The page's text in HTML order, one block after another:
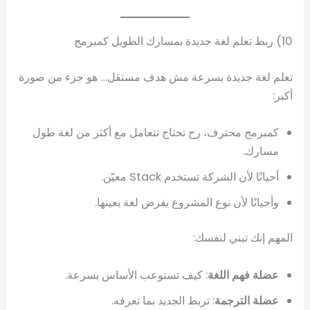
10) ربط تعلم لغة جديدة بمسارك الطويل كمبرمج
تعلم لغة جديدة بسرعة مش هدف مستقل… هو جزء من صورة
أكبر:
كمبرمج محترف، رح تحتاج تتعامل مع أكثر من لغة طول
مسارك.
أحيانًا لأن الشركة تستخدم Stack معيّن.
وأحيانًا لأن نوع المشروع يفرض لغة بعينها.
المهم إنك تبني لنفسك:
عضلة فهم اللغة: كيف تستوعب الأساس بسرعة.
عضلة الترجمة: تربط الجديد بما تعرفه.